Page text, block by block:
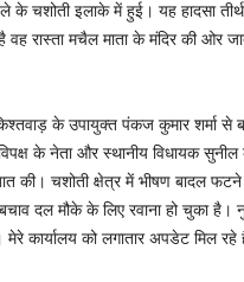
के चशोती इलाके में हुई। यह हादसा
रास्ता मचैल माता के मंदिर की ओर
के उपायुक्त पंकज कुमार शर्मा से
के नेता और स्थानीय विधायक
की। चशोती क्षेत्र में भीषण बादल
दल मौके के लिए रवाना हो चुका
कार्यालय को लगातार अपडेट मिल